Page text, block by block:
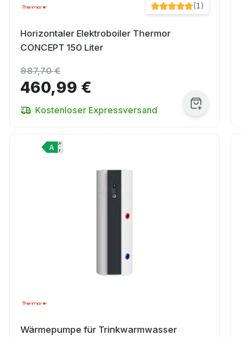
(1)
Horizontaler Elektroboiler Thermor
CONCEPT 150 Liter
460,99 €
987,70 €
Kostenloser Expressversand
Wärmepumpe für Trinkwarmwasser